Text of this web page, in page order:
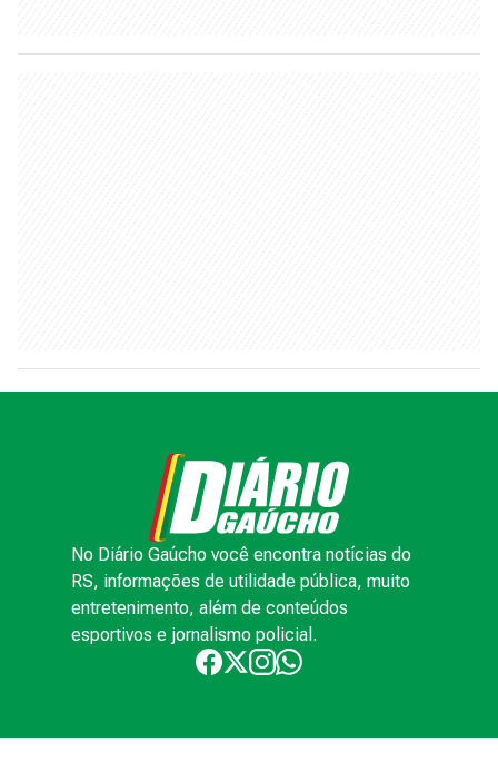
No Diário Gaúcho você encontra notícias do
RS, informações de utilidade pública, muito
entretenimento, além de conteúdos
esportivos e jornalismo policial.